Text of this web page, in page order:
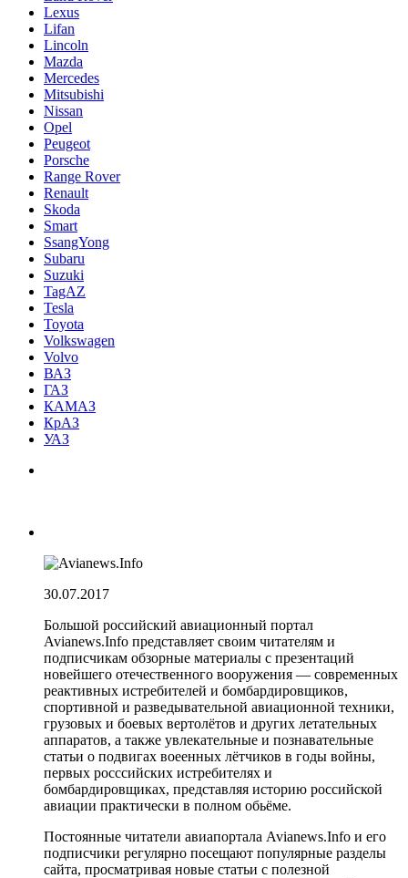
Lexus
Lifan
Lincoln
Mazda
Mercedes
Mitsubishi
Nissan
Opel
Peugeot
Porsche
Range Rover
Renault
Skoda
Smart
SsangYong
Subaru
Suzuki
TagAZ
Tesla
Toyota
Volkswagen
Volvo
ВАЗ
ГАЗ
КАМАЗ
КрАЗ
УАЗ
30.07.2017
Большой российский авиационный портал
Avianews.Info представляет своим читателям и
подписчикам обзорные материалы с презентаций
новейшего отечественного вооружения — современных
реактивных истребителей и бомбардировщиков,
спортивной и разведывательной авиационной техники,
грузовых и боевых вертолётов и других летательных
аппаратов, а также увлекательные и познавательные
статьи о подвигах воеенных лётчиков в годы войны,
первых росссийских истребителях и
бомбардировщиках, представляя историю российской
авиации практически в полном обьёме.
Постоянные читатели авиапортала Avianews.Info и его
подписчики регулярно посещают популярные разделы
сайта, просматривая новые статьи с полезной